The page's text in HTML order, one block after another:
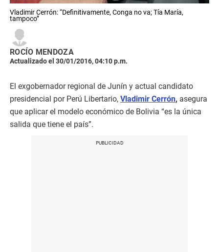
Vladimir Cerrón: “Definitivamente, Conga no va; Tía María,
tampoco”
ROCÍO MENDOZA
Actualizado el 30/01/2016, 04:10 p.m.
El exgobernador regional de Junín y actual candidato
presidencial por Perú Libertario, Vladimir Cerrón, asegura
que aplicar el modelo económico de Bolivia “es la única
salida que tiene el país”.